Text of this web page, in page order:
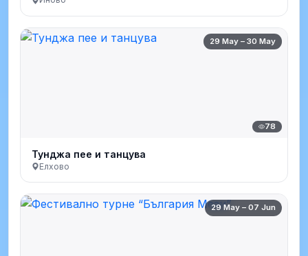
29 May – 30 May
78
Тунджа пее и танцува
Елхово
29 May – 07 Jun